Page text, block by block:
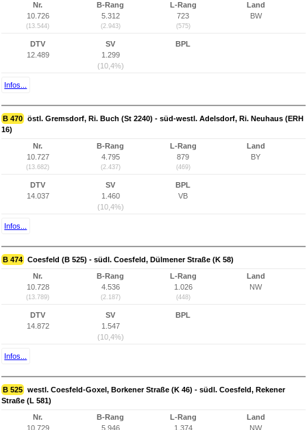
Nr.
10.726
(13.544)
B-Rang
5.312
(2.943)
L-Rang
723
(575)
Land
BW
DTV
12.489
SV
1.299
(10,4%)
BPL
Infos...
B 470 östl. Gremsdorf, Ri. Buch (St 2240) - süd-westl. Adelsdorf, Ri. Neuhaus (ERH
16)
Nr.
10.727
(13.682)
B-Rang
4.795
(2.437)
L-Rang
879
(469)
Land
BY
DTV
14.037
SV
1.460
(10,4%)
BPL
VB
Infos...
B 474 Coesfeld (B 525) - südl. Coesfeld, Dülmener Straße (K 58)
Nr.
10.728
(13.789)
B-Rang
4.536
(2.187)
L-Rang
1.026
(448)
Land
NW
DTV
14.872
SV
1.547
(10,4%)
BPL
Infos...
B 525 westl. Coesfeld-Goxel, Borkener Straße (K 46) - südl. Coesfeld, Rekener
Straße (L 581)
Nr.
10.729
B-Rang
5.946
L-Rang
1.374
Land
NW